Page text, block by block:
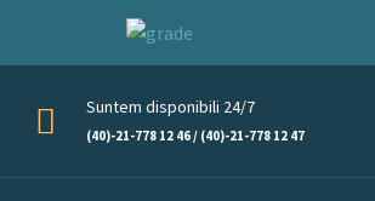
Suntem disponibili 24/7
(40)-21-778 12 46 / (40)-21-778 12 47